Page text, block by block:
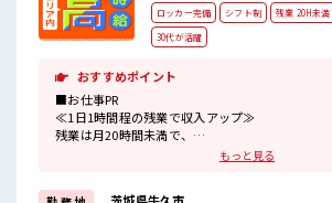
ロッカー完備
シフト制 残業 20H未満
30代が活躍
おすすめポイント
■お仕事PR
≪1日1時間程の残業で収入アップ≫
残業は月20時間未満で、
制服があるので、
もっと見る